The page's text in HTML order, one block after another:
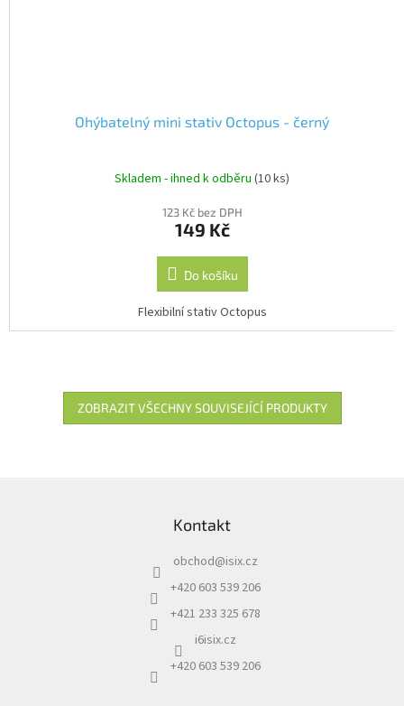
Ohýbatelný mini stativ Octopus - černý
Skladem - ihned k odběru (10 ks)
123 Kč bez DPH
149 Kč
Do košíku
Flexibilní stativ Octopus
ZOBRAZIT VŠECHNY SOUVISEJÍCÍ PRODUKTY
Kontakt
obchod@isix.cz
+420 603 539 206
+421 233 325 678
i6isix.cz
+420 603 539 206